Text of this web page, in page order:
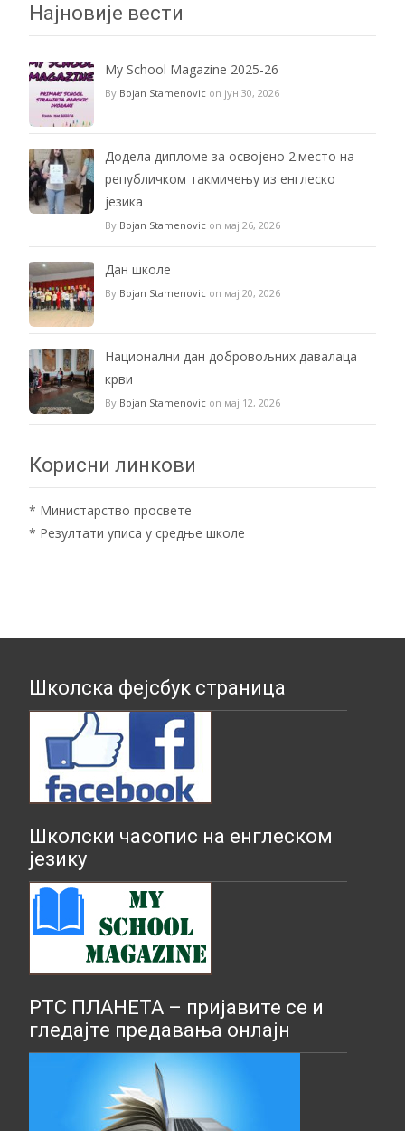
Најновије вести
My School Magazine 2025-26
By Bojan Stamenovic on јун 30, 2026
Додела дипломе за освојено 2.место на
републичком такмичењу из енглеско
језика
By Bojan Stamenovic on мај 26, 2026
Дан школе
By Bojan Stamenovic on мај 20, 2026
Национални дан добровољних давалаца
крви
By Bojan Stamenovic on мај 12, 2026
Корисни линкови
* Министарство просвете
* Резултати уписа у средње школе
Школска фејсбук страница
Школски часопис на енглеском
језику
РТС ПЛАНЕТА – пријавите се и
гледајте предавања онлајн